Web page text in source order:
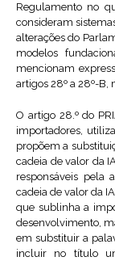
Regulamento no
consideram
alterações do
modelos
mencionam
artigos 28º a 28º-B,
O artigo 28.º do
importadores,
propõem a
cadeia de valor da
responsáveis pela
cadeia de valor da
que sublinha a
desenvolvimento,
em substituir a
incluir no título